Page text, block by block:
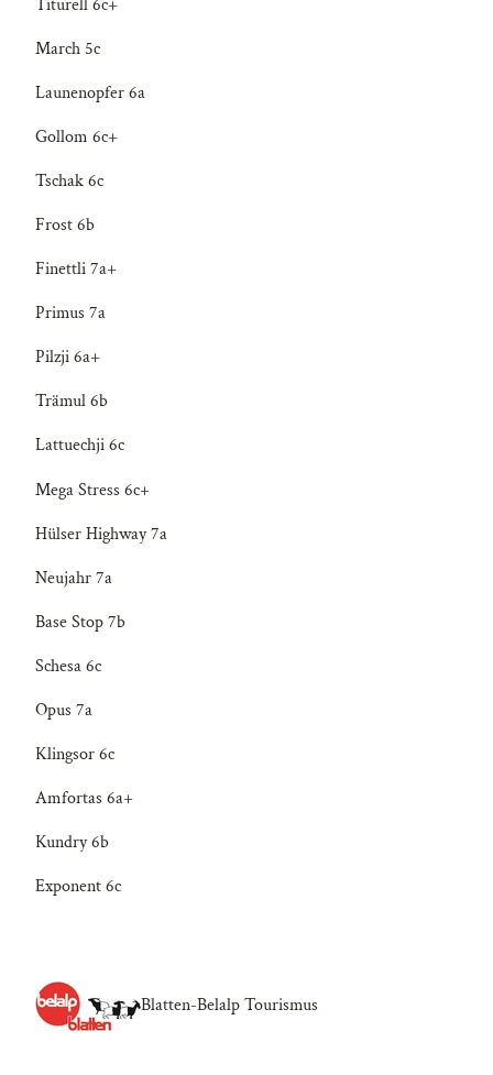
Titurell 6c+
March 5c
Launenopfer 6a
Gollom 6c+
Tschak 6c
Frost 6b
Finettli 7a+
Primus 7a
Pilzji 6a+
Trämul 6b
Lattuechji 6c
Mega Stress 6c+
Hülser Highway 7a
Neujahr 7a
Base Stop 7b
Schesa 6c
Opus 7a
Klingsor 6c
Amfortas 6a+
Kundry 6b
Exponent 6c
Blatten-Belalp Tourismus